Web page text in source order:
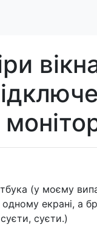
(у моєму
екрані, а
суєти.)